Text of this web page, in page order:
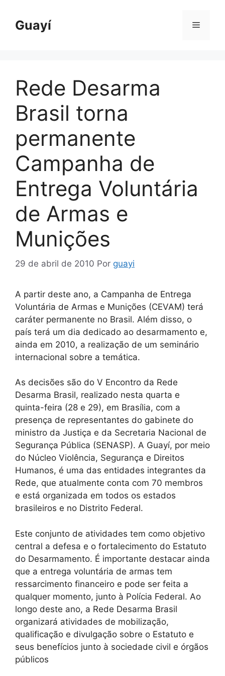
Guayí Menu
Rede Desarma
Brasil torna
permanente
Campanha de
Entrega Voluntária
de Armas e
Munições
29 de abril de 2010 Por guayi
A partir deste ano, a Campanha de Entrega
Voluntária de Armas e Munições (CEVAM) terá
caráter permanente no Brasil. Além disso, o
país terá um dia dedicado ao desarmamento e,
ainda em 2010, a realização de um seminário
internacional sobre a temática.
As decisões são do V Encontro da Rede
Desarma Brasil, realizado nesta quarta e
quinta-feira (28 e 29), em Brasília, com a
presença de representantes do gabinete do
ministro da Justiça e da Secretaria Nacional de
Segurança Pública (SENASP). A Guayí, por meio
do Núcleo Violência, Segurança e Direitos
Humanos, é uma das entidades integrantes da
Rede, que atualmente conta com 70 membros
e está organizada em todos os estados
brasileiros e no Distrito Federal.
Este conjunto de atividades tem como objetivo
central a defesa e o fortalecimento do Estatuto
do Desarmamento. É importante destacar ainda
que a entrega voluntária de armas tem
ressarcimento financeiro e pode ser feita a
qualquer momento, junto à Polícia Federal. Ao
longo deste ano, a Rede Desarma Brasil
organizará atividades de mobilização,
qualificação e divulgação sobre o Estatuto e
seus benefícios junto à sociedade civil e órgãos
públicos